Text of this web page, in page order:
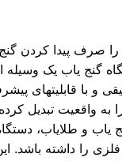
پیدا کردن
یاب یک وسیله
با قابلیتهای
به واقعیت تبدیل
و طلایاب،
را داشته باشد.